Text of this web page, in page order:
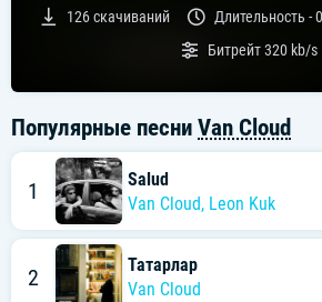
126скачиваний Длительность -
Битрейт320 kb/s
Популярные песни Van Cloud
1
Salud
Van Cloud, Leon Kuk
2
Татарлар
Van Cloud